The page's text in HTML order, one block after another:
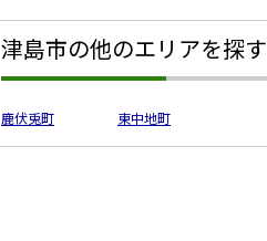
津島市の他のエリアを探す
鹿伏兎町 東中地町